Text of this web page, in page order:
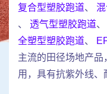
复合型塑胶跑道、
、 透气型塑胶跑道、
全塑型塑胶跑道、
主流的田径场地产
用，具有抗紫外线、